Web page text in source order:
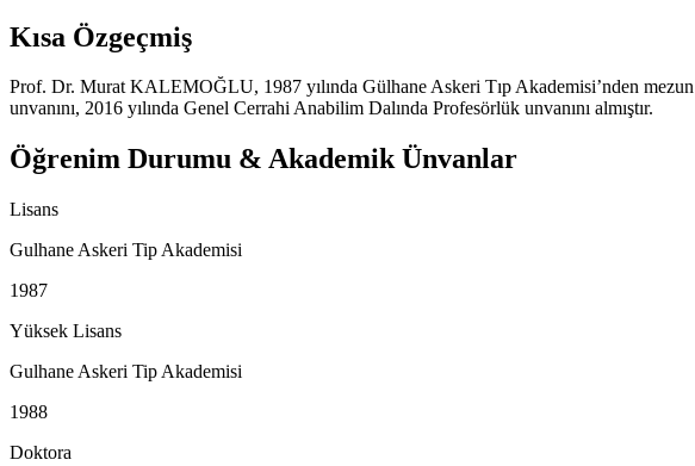
Kısa Özgeçmiş
Prof. Dr. Murat KALEMOĞLU, 1987 yılında Gülhane Askeri Tıp Akademisi’nden mezun
unvanını, 2016 yılında Genel Cerrahi Anabilim Dalında Profesörlük unvanını almıştır.
Öğrenim Durumu & Akademik Ünvanlar
Lisans
Gulhane Askeri Tip Akademisi
1987
Yüksek Lisans
Gulhane Askeri Tip Akademisi
1988
Doktora